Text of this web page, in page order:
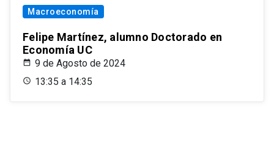
Macroeconomía
Felipe Martínez, alumno Doctorado en
Economía UC
9 de Agosto de 2024
13:35 a 14:35